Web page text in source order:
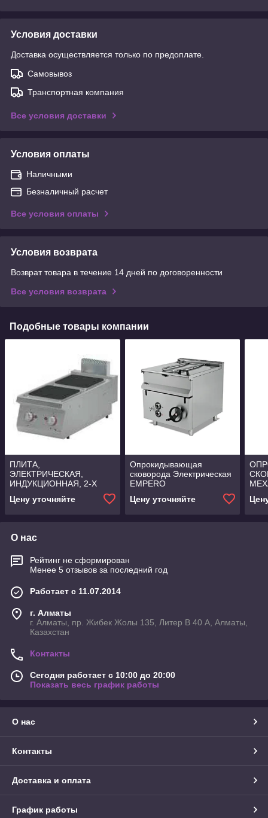
Условия доставки
Доставка осуществляется только по предоплате.
Самовывоз
Транспортная компания
Все условия доставки
Условия оплаты
Наличными
Безналичный расчет
Все условия оплаты
Условия возврата
Возврат товара в течение 14 дней по договоренности
Все условия возврата
Подобные товары компании
ПЛИТА,
ЭЛЕКТРИЧЕСКАЯ,
ИНДУКЦИОННАЯ, 2-Х
Цену уточняйте
Опрокидывающая
сковорода Электрическая
EMPERO
Цену уточняйте
О нас
Рейтинг не сформирован
Менее 5 отзывов за последний год
Работает с 11.07.2014
г. Алматы
г. Алматы, пр. Жибек Жолы 135, Литер В 40 А, Алматы,
Казахстан
Контакты
Сегодня работает с 10:00 до 20:00
Показать весь график работы
О нас
Контакты
Доставка и оплата
График работы